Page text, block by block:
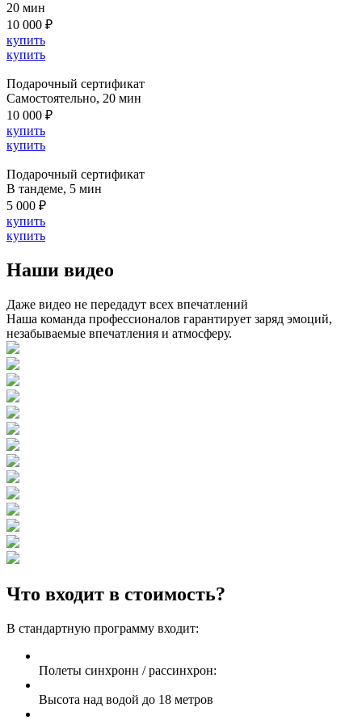
20 мин
10 000 ₽
купить
купить
Подарочный сертификат
Cамостоятельно, 20 мин
10 000 ₽
купить
купить
Подарочный сертификат
В тандеме, 5 мин
5 000 ₽
купить
купить
Наши видео
Даже видео не передадут всех впечатлений
Наша команда профессионалов гарантирует заряд эмоций,
незабываемые впечатления и атмосферу.
Что входит в стоимость?
В стандартную программу входит:
Полеты синхронн / рассинхрон:
Высота над водой до 18 метров